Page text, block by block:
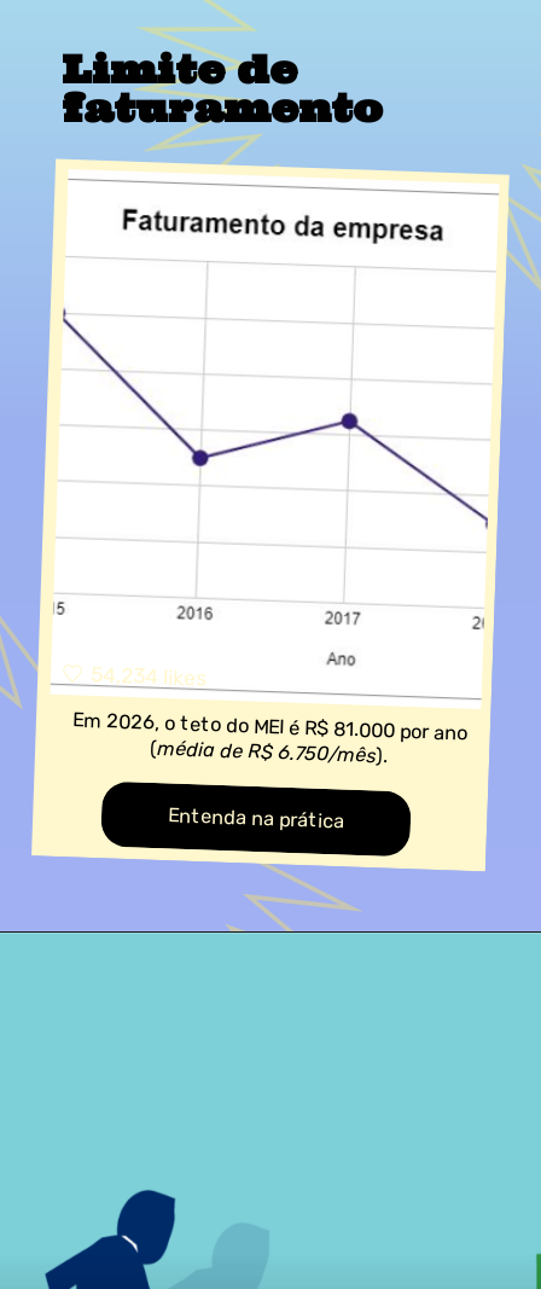
Limite de
faturamento
Entenda na prática
Em 2026, o teto do MEI é R$ 81.000 por ano
(média de R$ 6.750/mês).
54,234 likes